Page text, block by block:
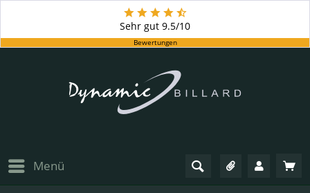
Sehr gut 9.5/10
Bewertungen
Menü